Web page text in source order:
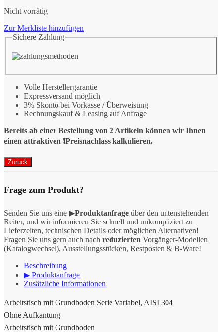
Nicht vorrätig
Zur Merkliste hinzufügen
Sichere Zahlung
Volle Herstellergarantie
Expressversand möglich
3% Skonto bei Vorkasse / Überweisung
Rechnungskauf & Leasing auf Anfrage
Bereits ab einer Bestellung von 2 Artikeln können wir Ihnen
einen attraktiven ❗️Preisnachlass kalkulieren.
Frage zum Produkt?
Senden Sie uns eine ▶Produktanfrage über den untenstehenden
Reiter, und wir informieren Sie schnell und unkompliziert zu
Lieferzeiten, technischen Details oder möglichen Alternativen!
Fragen Sie uns gern auch nach reduzierten Vorgänger-Modellen
(Katalogwechsel), Ausstellungsstücken, Restposten & B-Ware!
Beschreibung
▶ Produktanfrage
Zusätzliche Informationen
Arbeitstisch mit Grundboden Serie Variabel, AISI 304
Ohne Aufkantung
Arbeitstisch mit Grundboden